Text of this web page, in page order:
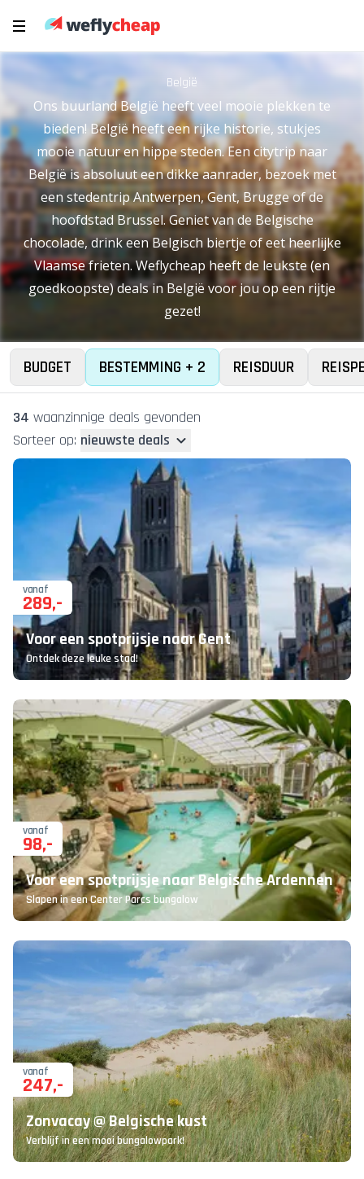
België
Ons buurland België heeft veel mooie plekken te
bieden! België heeft een rijke historie, stukjes
mooie natuur en hippe steden. Een citytrip naar
België is absoluut een dikke aanrader, bezoek met
een stedentrip Antwerpen, Gent, Brugge of de
hoofdstad Brussel. Geniet van de Belgische
chocolade, drink een Belgisch biertje of eet heerlijke
Vlaamse frieten. Weflycheap heeft de leukste (en
goedkoopste) deals in België voor jou op een rijtje
gezet!
BUDGET BESTEMMING + 2 REISDUUR
34 waanzinnige deals gevonden
Sorteer op: nieuwste deals
vanaf
289,-
Voor een spotprijsje naar Gent
Ontdek deze leuke stad!
vanaf
98,-
Voor een spotprijsje naar Belgische Ardennen
Slapen in een Center Parcs bungalow
vanaf
247,-
Zonvacay @ Belgische kust
Verblijf in een mooi bungalowpark!